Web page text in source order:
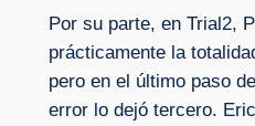
Por su parte, en Trial2,
prácticamente la
pero en el último paso
error lo dejó tercero.